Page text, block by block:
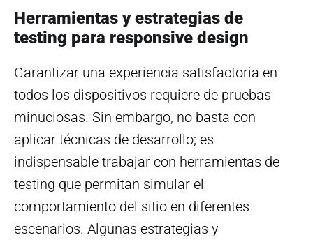
Herramientas y estrategias de
testing para responsive design
Garantizar una experiencia satisfactoria en
todos los dispositivos requiere de pruebas
minuciosas. Sin embargo, no basta con
aplicar técnicas de desarrollo; es
indispensable trabajar con herramientas de
testing que permitan simular el
comportamiento del sitio en diferentes
escenarios. Algunas estrategias y